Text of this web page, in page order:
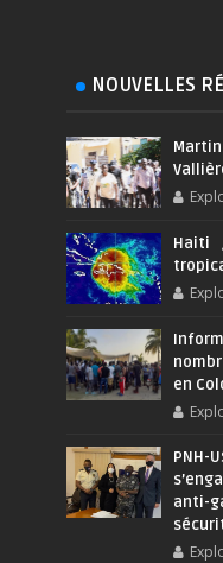
NOUVELLES
Haiti
en
PNH-
anti-